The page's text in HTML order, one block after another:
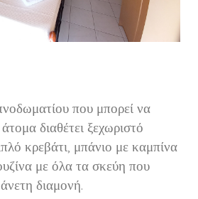
που μπορεί να
διαθέτει ξεχωριστό
κρεβάτι, μπάνιο με καμπίνα
με όλα τα σκεύη που
διαμονή.